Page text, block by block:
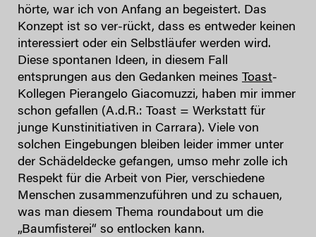
hörte, war ich von Anfang an begeistert. Das
Konzept ist so ver-rückt, dass es entweder keinen
interessiert oder ein Selbstläufer werden wird.
Diese spontanen Ideen, in diesem Fall
entsprungen aus den Gedanken meines Toast-
Kollegen Pierangelo Giacomuzzi, haben mir immer
schon gefallen (A.d.R.: Toast = Werkstatt für
junge Kunstinitiativen in Carrara). Viele von
solchen Eingebungen bleiben leider immer unter
der Schädeldecke gefangen, umso mehr zolle ich
Respekt für die Arbeit von Pier, verschiedene
Menschen zusammenzuführen und zu schauen,
was man diesem Thema roundabout um die
„Baumfisterei“ so entlocken kann.